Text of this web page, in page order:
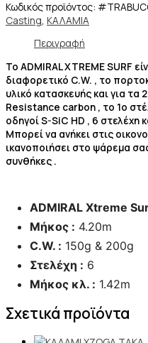
Κωδικός προϊόντος:
Casting ΚΑΛΑΜΙΑ
Περιγραφή
Το ADMIRAL XTREME SURF
διαφορετικό C.W. , το
υλικό κατασκευής και για τα
Resistance carbon , το 1ο
οδηγοί S-SiC HD , 6 στελέχη
Μπορεί να ανήκει στις
ικανοποιήσει στο ψάρεμα
συνθήκες .
ADMIRAL Xtreme
Μήκος : 4.20m
C.W. : 150g & 200g
Στελέχη : 6
Μήκος κλ. : 1.42m
Σχετικά προϊόντα